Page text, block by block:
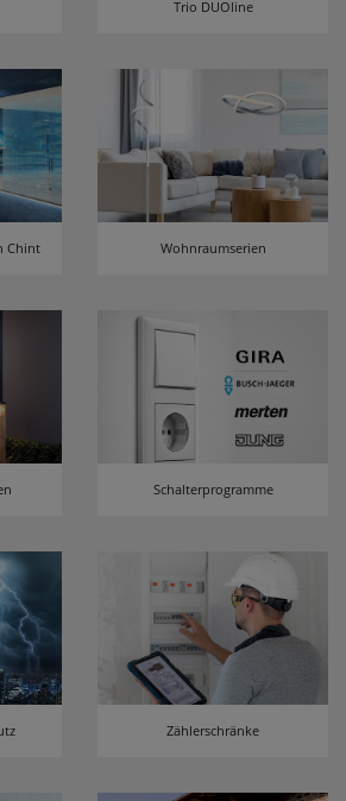
Trio DUOline
Chint Wohnraumserien
Schalterprogramme
Zählerschränke
die entsprechende Auswahl
Maps
speichern
Cookies akzeptieren